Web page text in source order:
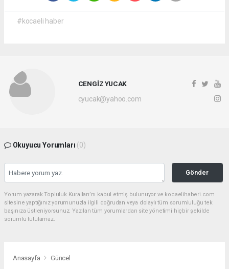
#kocaeli haber
CENGİZ YUCAK
cyucak@yahoo.com
Okuyucu Yorumları (0)
Gönder
Yorum yazarak Topluluk Kuralları’nı kabul etmiş bulunuyor ve kocaelihaberi.com
sitesine yaptığınız yorumunuzla ilgili doğrudan veya dolaylı tüm sorumluluğu tek
başınıza üstleniyorsunuz. Yazılan tüm yorumlardan site yönetimi hiçbir şekilde
sorumlu tutulamaz.
Anasayfa Güncel